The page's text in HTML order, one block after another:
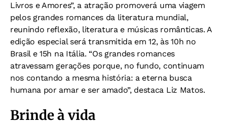
Livros e Amores”, a atração promoverá uma viagem
pelos grandes romances da literatura mundial,
reunindo reflexão, literatura e músicas românticas. A
edição especial será transmitida em 12, às 10h no
Brasil e 15h na Itália. “Os grandes romances
atravessam gerações porque, no fundo, continuam
nos contando a mesma história: a eterna busca
humana por amar e ser amado”, destaca Liz Matos.
Brinde à vida